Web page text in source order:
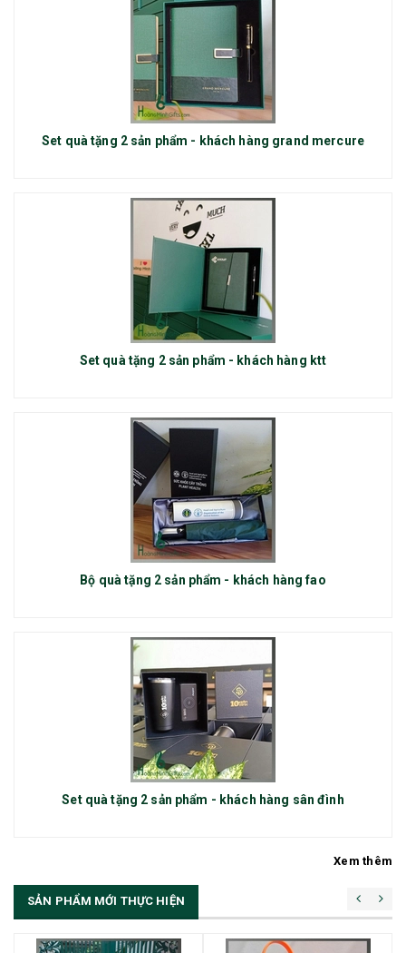
Set quà tặng 2 sản phẩm - khách hàng grand mercure
Set quà tặng 2 sản phẩm - khách hàng ktt
Bộ quà tặng 2 sản phẩm - khách hàng fao
Set quà tặng 2 sản phẩm - khách hàng sân đình
Xem thêm
SẢN PHẨM MỚI THỰC HIỆN